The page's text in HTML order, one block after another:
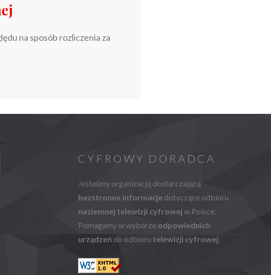
na sposób rozliczenia za
CYFROWY DORADCA
Jesteśmy organizacją dostarczającą
bezstronne informacjedotyczące odbioru
naziemnej telewizji cyfrowej w Polsce.
Pomagamy w wyborze odpowiednich
urządzeń do odbioru telewizji cyfrowej.